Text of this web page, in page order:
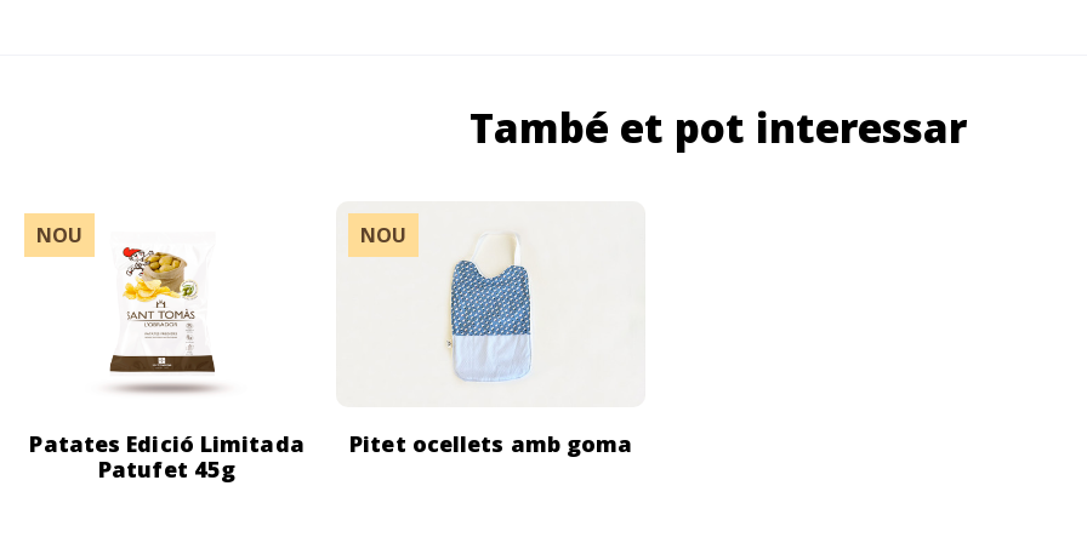
També et pot interessar
NOU
Patates Edició Limitada
Patufet 45g
NOU
Pitet ocellets amb goma